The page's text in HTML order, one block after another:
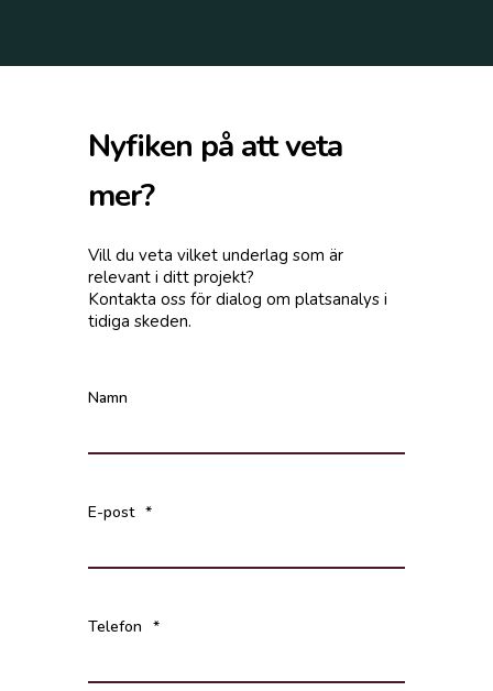
Nyfiken på att veta
mer?
Vill du veta vilket underlag som är
relevant i ditt projekt?
Kontakta oss för dialog om platsanalys i
tidiga skeden.
Namn
E-post *
Telefon *